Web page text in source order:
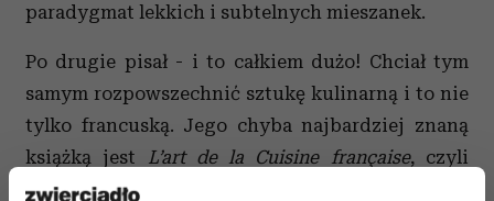
paradygmat lekkich i subtelnych mieszanek.
Po drugie pisał - i to całkiem dużo! Chciał tym
samym rozpowszechnić sztukę kulinarną i to nie
tylko francuską. Jego chyba najbardziej znaną
książką jest L’art de la Cuisine française, czyli
pięciotomowa encyklopedia z przepisami,